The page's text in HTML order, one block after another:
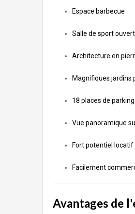
Espace barbecue
Salle de sport
Architecture en
Magnifiques jardins
18 places de
Vue panoramique
Fort potentiel locatif
Facilement
Avantages de